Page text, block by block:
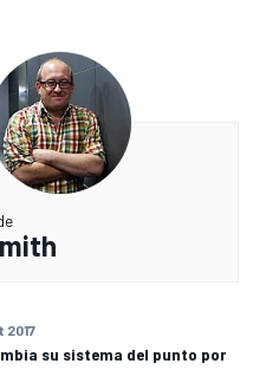
2017
su sistema del punto por